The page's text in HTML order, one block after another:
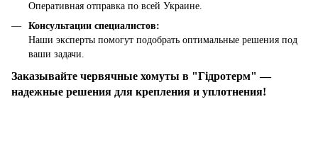
Оперативная отправка по всей Украине.
Консультации специалистов:
Наши эксперты помогут подобрать оптимальные решения под
ваши задачи.
Заказывайте червячные хомуты в "Гідротерм" —
надежные решения для крепления и уплотнения!